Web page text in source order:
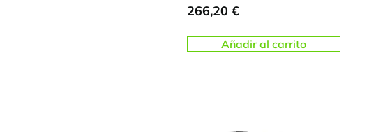
266,20 €
Añadir al carrito